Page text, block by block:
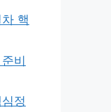
핵
비
정